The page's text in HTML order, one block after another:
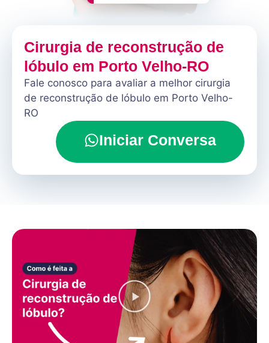
Cirurgia de reconstrução de
lóbulo em Porto Velho-RO
Fale conosco para avaliar a melhor cirurgia
de reconstrução de lóbulo em Porto Velho-
RO
Iniciar Conversa